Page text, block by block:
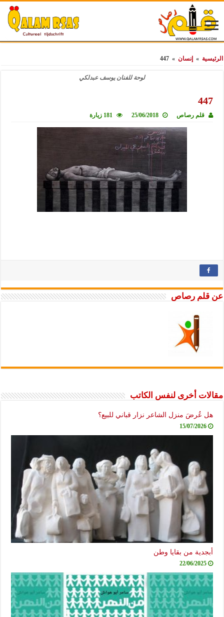
الرئيسية » إنسان »
447
لوحة للفنان يوسف عبدلكي
447
قلم رصاص 25/06/2018 181 زيارة
عن قلم رصاص
مقالات أخرى لنفس الكاتب
هل عُرضَ منزل الشاعر نزار قباني للبيع؟
15/07/2026
أبجدية من بقايا وطن
22/06/2025